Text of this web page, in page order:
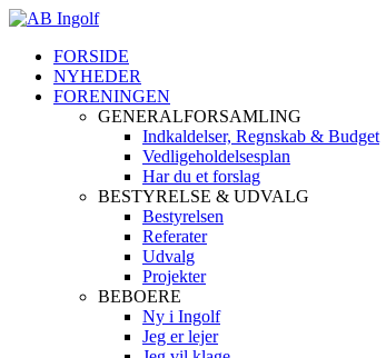
FORSIDE
NYHEDER
FORENINGEN
GENERALFORSAMLING
Indkaldelser, Regnskab & Budget
Vedligeholdelsesplan
Har du et forslag
BESTYRELSE & UDVALG
Bestyrelsen
Referater
Udvalg
Projekter
BEBOERE
Ny i Ingolf
Jeg er lejer